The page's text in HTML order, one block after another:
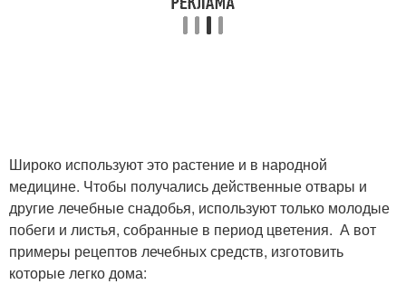
Широко используют это растение и в народной
медицине. Чтобы получались действенные отвары и
другие лечебные снадобья, используют только молодые
побеги и листья, собранные в период цветения. А вот
примеры рецептов лечебных средств, изготовить
которые легко дома: